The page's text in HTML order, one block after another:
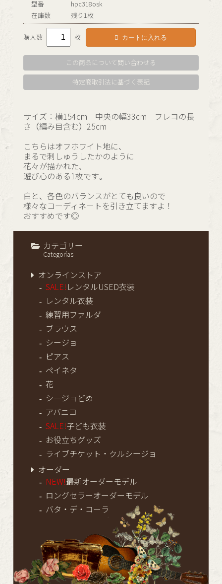
カテゴリー
Categorías
オンラインストア
SALE! レンタルUSED衣装
レンタル衣装
練習用ファルダ
ブラウス
シージョ
ピアス
ペイネタ
花
シージョどめ
アバニコ
SALE!子ども衣装
お役立ちグッズ
ライブチケット・クルシージョ
オーダー
NEW!最新オーダーモデル
ロングセラーオーダーモデル
バタ・デ・コーラ
型番
hpc318osk
在庫数
残り1枚
購入数 枚 カートに入れる
この商品について問い合わせる
特定商取引法に基づく表記
サイズ：横154cm 中央の幅33cm フレコの長
さ（編み目含む）25cm
こちらはオフホワイト地に、
まるで刺しゅうしたかのように
花々が描かれた、
遊び心のある1枚です。
白と、各色のバランスがとても良いので
様々なコーディネートを引き立てますよ！
おすすめです◎